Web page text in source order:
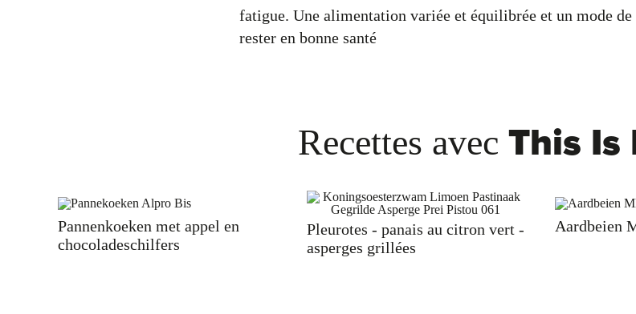
fatigue. Une alimentation variée et équilibrée et un mode
rester en bonne santé
Recettes avec This Is
Pannenkoeken met appel en
chocoladeschilfers
Pleurotes - panais au citron vert -
asperges grillées
Aardbeien